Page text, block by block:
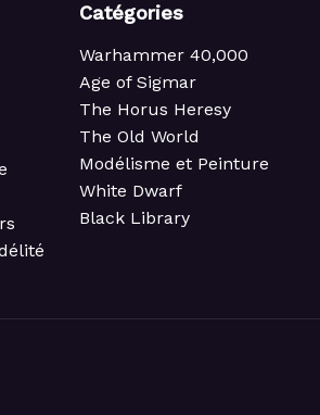
Catégories
Warhammer 40,000
Age of Sigmar
The Horus Heresy
The Old World
Modélisme et Peinture
White Dwarf
Black Library